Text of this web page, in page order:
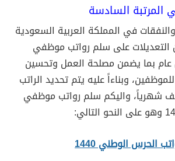
السادسة
في المملكة العربية السعودية
التعديلات على سلم رواتب موظفي
عام بما يضمن مصلحة العمل وتحسين
وبناءاً عليه يتم تحديد الراتب
شهرياً، واليكم سلم رواتب موظفي
الحرس الوطني 1440